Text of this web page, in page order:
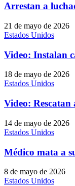
Arrestan a
21 de mayo de 2026
Estados Unidos
Video: Instalan
18 de mayo de 2026
Estados Unidos
Video: Rescatan
14 de mayo de 2026
Estados Unidos
Médico mata a
8 de mayo de 2026
Estados Unidos